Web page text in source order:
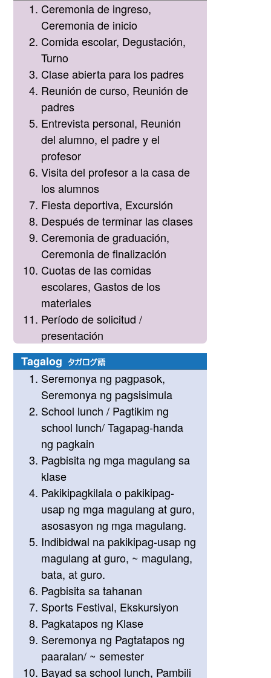
Ceremonia de ingreso,
Ceremonia de inicio
Comida escolar, Degustación,
Turno
Clase abierta para los padres
Reunión de curso, Reunión de
padres
Entrevista personal, Reunión
del alumno, el padre y el
profesor
Visita del profesor a la casa de
los alumnos
Fiesta deportiva, Excursión
Después de terminar las clases
Ceremonia de graduación,
Ceremonia de finalización
Cuotas de las comidas
escolares, Gastos de los
materiales
Período de solicitud /
presentación
Tagalog タガログ語
Seremonya ng pagpasok,
Seremonya ng pagsisimula
School lunch / Pagtikim ng
school lunch/ Tagapag-handa
ng pagkain
Pagbisita ng mga magulang sa
klase
Pakikipagkilala o pakikipag-
usap ng mga magulang at guro,
asosasyon ng mga magulang.
Indibidwal na pakikipag-usap ng
magulang at guro, ~ magulang,
bata, at guro.
Pagbisita sa tahanan
Sports Festival, Ekskursiyon
Pagkatapos ng Klase
Seremonya ng Pagtatapos ng
paaralan/ ~ semester
Bayad sa school lunch, Pambili